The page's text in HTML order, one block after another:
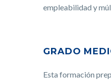
empleabilidad y
GRADO
Esta formación